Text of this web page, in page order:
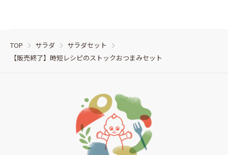
TOP サラダ
サラダセット
【販売終了】時短レシピのストックおつまみセット